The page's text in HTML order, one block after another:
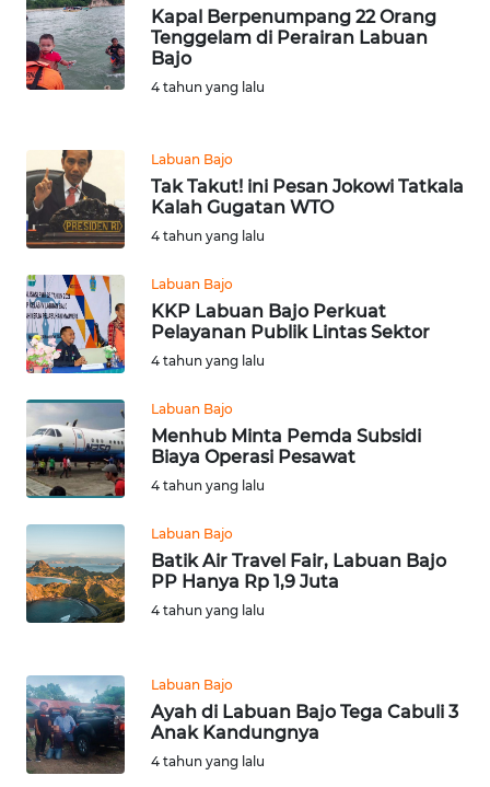
Kapal Berpenumpang 22 Orang
Tenggelam di Perairan Labuan
Bajo
4 tahun yang lalu
Labuan Bajo
Tak Takut! ini Pesan Jokowi Tatkala
Kalah Gugatan WTO
4 tahun yang lalu
Labuan Bajo
KKP Labuan Bajo Perkuat
Pelayanan Publik Lintas Sektor
4 tahun yang lalu
Labuan Bajo
Menhub Minta Pemda Subsidi
Biaya Operasi Pesawat
4 tahun yang lalu
Labuan Bajo
Batik Air Travel Fair, Labuan Bajo
PP Hanya Rp 1,9 Juta
4 tahun yang lalu
Labuan Bajo
Ayah di Labuan Bajo Tega Cabuli 3
Anak Kandungnya
4 tahun yang lalu
WN
TEBING
TINGGI
PAKPAK
WN
KARAWANG
WN
BEKASI
WN
WN
DEPOK
WN
TAPANULI
UTARA
WN
PADANG
LAWAS